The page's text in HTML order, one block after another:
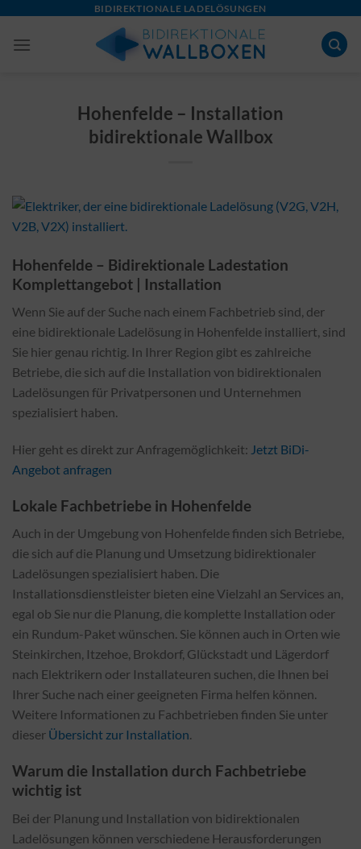
content
BIDIREKTIONALE LADELÖSUNGEN
Hohenfelde – Installation
bidirektionale Wallbox
Hohenfelde – Bidirektionale Ladestation
Komplettangebot | Installation
Wenn Sie auf der Suche nach einem Fachbetrieb sind, der
eine bidirektionale Ladelösung in Hohenfelde installiert, sind
Sie hier genau richtig. In Ihrer Region gibt es zahlreiche
Betriebe, die sich auf die Installation von bidirektionalen
Ladelösungen für Privatpersonen und Unternehmen
spezialisiert haben.
Hier geht es direkt zur Anfragemöglichkeit: Jetzt BiDi-
Angebot anfragen
Lokale Fachbetriebe in Hohenfelde
Auch in der Umgebung von Hohenfelde finden sich Betriebe,
die sich auf die Planung und Umsetzung bidirektionaler
Ladelösungen spezialisiert haben. Die
Installationsdienstleister bieten eine Vielzahl an Services an,
egal ob Sie nur die Planung, die komplette Installation oder
ein Rundum-Paket wünschen. Sie können auch in Orten wie
Steinkirchen, Itzehoe, Brokdorf, Glückstadt und Lägerdorf
nach Elektrikern oder Installateuren suchen, die Ihnen bei
Ihrer Suche nach einer geeigneten Firma helfen können.
Weitere Informationen zu Fachbetrieben finden Sie unter
dieser Übersicht zur Installation.
Warum die Installation durch Fachbetriebe
wichtig ist
Bei der Planung und Installation von bidirektionalen
Ladelösungen können verschiedene Herausforderungen